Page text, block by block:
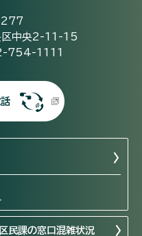
区中央2-11-15
754-1111
区民課の窓口混雑状況